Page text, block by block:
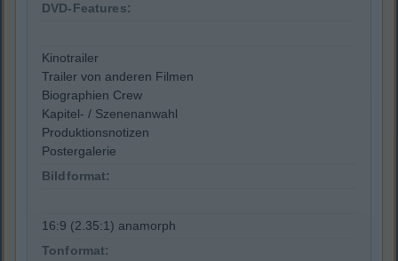
DVD-Features:
Kinotrailer
Trailer von anderen Filmen
Biographien Crew
Kapitel- / Szenenanwahl
Produktionsnotizen
Postergalerie
Bildformat:
16:9 (2.35:1) anamorph
Tonformat: